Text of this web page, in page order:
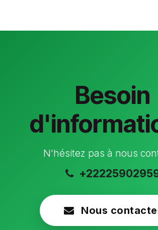
Besoin
N'hésitez pas à nous
Nous